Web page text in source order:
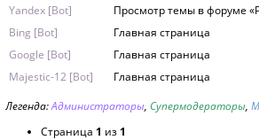
Yandex [Bot]
Просмотр темы в форуме
Bing [Bot]
Главная страница
Google [Bot]
Главная страница
Majestic-12 [Bot]
Главная страница
Легенда:Администраторы, Супермодераторы,
Страница 1 из 1